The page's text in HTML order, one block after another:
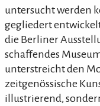
untersucht werden
gegliedert
die Berliner
schaffendes
unterstreicht den
zeitgenössische
illustrierend,